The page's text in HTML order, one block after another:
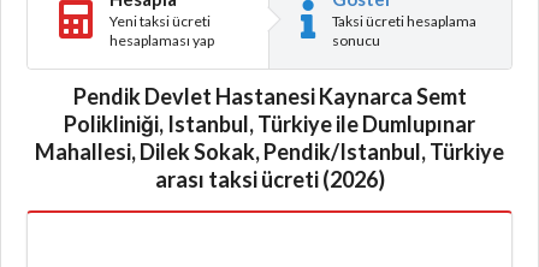
Yeni taksi ücreti
hesaplaması yap
Taksi ücreti hesaplama
sonucu
Pendik Devlet Hastanesi Kaynarca Semt
Polikliniği, Istanbul, Türkiye ile Dumlupınar
Mahallesi, Dilek Sokak, Pendik/Istanbul, Türkiye
arası taksi ücreti (2026)